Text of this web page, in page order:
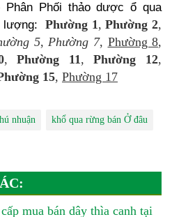
Phân Phối thảo dược ổ qua
lượng: Phường 1,Phường 2,
5,Phường 7, Phường 8,
,Phường 11,Phường 12,
15, Phường 17
nhuận khổ qua rừng bán Ở đâu
mua bán dây thìa canh tại